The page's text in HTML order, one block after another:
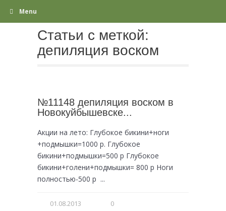
Menu
Статьи с меткой:
депиляция воском
№11148 депиляция воском в
Новокуйбышевске...
Акции на лето: Глубокое бикини+ноги
+подмышки=1000 р. Глубокое
бикини+подмышки=500 р Глубокое
бикини+голени+подмышки= 800 р Ноги
полностью-500 р ...
01.08.2013 0